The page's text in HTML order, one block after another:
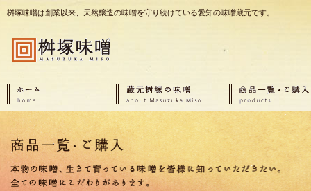
桝塚味噌は創業以来、天然醸造の味噌を守り続けている愛知の味噌蔵元です。